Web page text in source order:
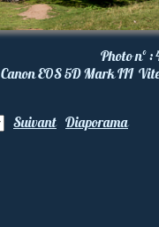
Photo nº :
Canon EOS 5D Mark III
Suivant Diaporama